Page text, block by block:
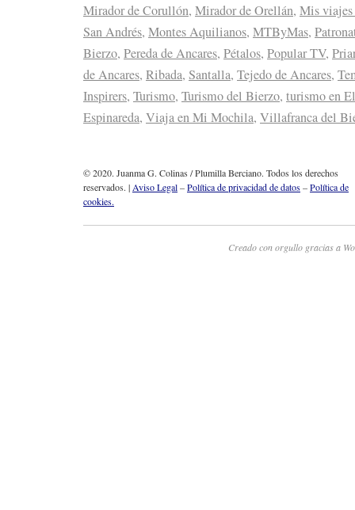
Mirador de Corullón, Mirador de Orellán, Mis
San Andrés, Montes Aquilianos, MTByMas,
Bierzo, Pereda de Ancares, Pétalos, Popular TV,
de Ancares, Ribada, Santalla, Tejedo de Ancares,
Inspirers, Turismo, Turismo del Bierzo, turismo en
Espinareda, Viaja en Mi Mochila, Villafranca del
© 2020. Juanma G. Colinas / Plumilla Berciano. Todos los derechos
reservados. | Aviso Legal–Política de privacidad de datos–Política de
cookies.
Creado con orgullo gracias a